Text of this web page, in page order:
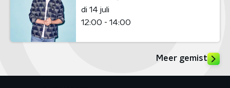
di 14 juli
12:00 - 14:00
Meer gemist